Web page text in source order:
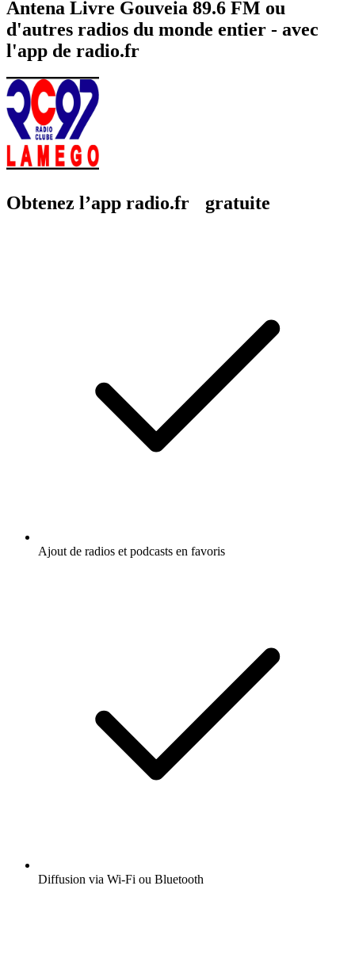
Antena Livre Gouveia 89.6 FM ou
d'autres radios du monde entier - avec
l'app de radio.fr
Obtenez l’app radio.fr gratuite
Ajout de radios et podcasts en favoris
Diffusion via Wi-Fi ou Bluetooth